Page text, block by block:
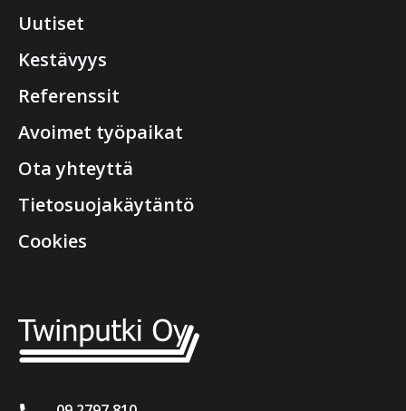
Uutiset
Kestävyys
Referenssit
Avoimet työpaikat
Ota yhteyttä
Tietosuojakäytäntö
Cookies